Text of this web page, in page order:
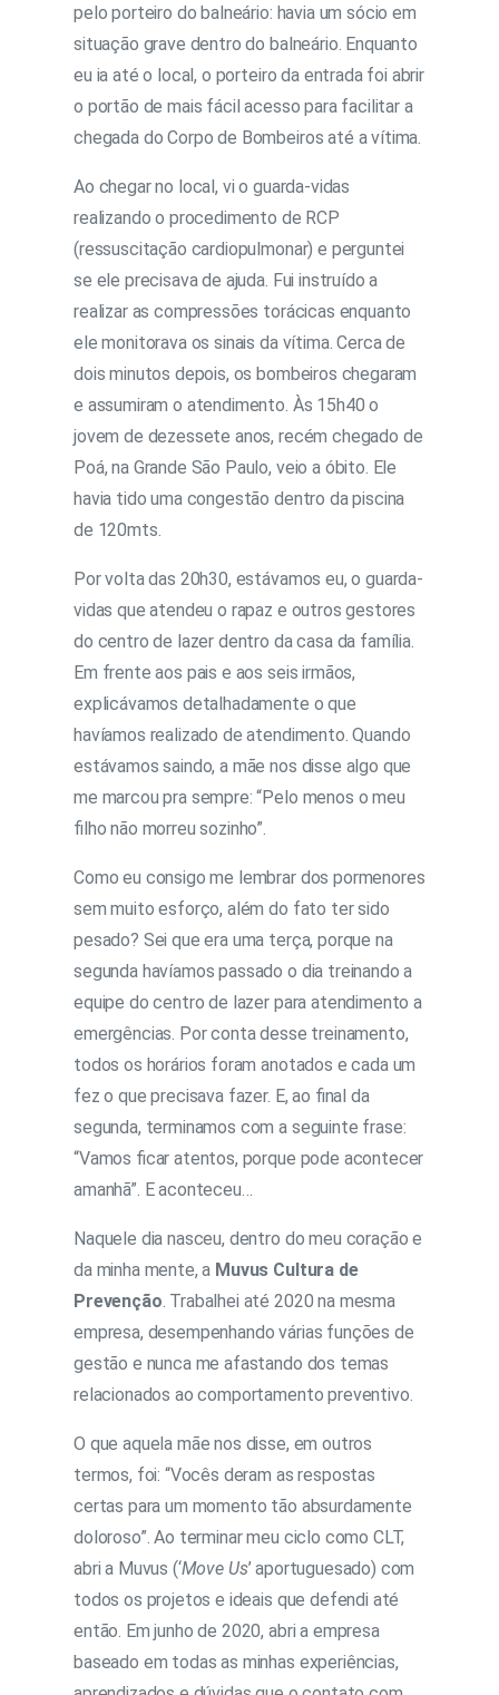
pelo porteiro do balneário: havia um sócio em
situação grave dentro do balneário. Enquanto
eu ia até o local, o porteiro da entrada foi abrir
o portão de mais fácil acesso para facilitar a
chegada do Corpo de Bombeiros até a vítima.
Ao chegar no local, vi o guarda-vidas
realizando o procedimento de RCP
(ressuscitação cardiopulmonar) e perguntei
se ele precisava de ajuda. Fui instruído a
realizar as compressões torácicas enquanto
ele monitorava os sinais da vítima. Cerca de
dois minutos depois, os bombeiros chegaram
e assumiram o atendimento. Às 15h40 o
jovem de dezessete anos, recém chegado de
Poá, na Grande São Paulo, veio a óbito. Ele
havia tido uma congestão dentro da piscina
de 120mts.
Por volta das 20h30, estávamos eu, o guarda-
vidas que atendeu o rapaz e outros gestores
do centro de lazer dentro da casa da família.
Em frente aos pais e aos seis irmãos,
explicávamos detalhadamente o que
havíamos realizado de atendimento. Quando
estávamos saindo, a mãe nos disse algo que
me marcou pra sempre: “Pelo menos o meu
filho não morreu sozinho”.
Como eu consigo me lembrar dos pormenores
sem muito esforço, além do fato ter sido
pesado? Sei que era uma terça, porque na
segunda havíamos passado o dia treinando a
equipe do centro de lazer para atendimento a
emergências. Por conta desse treinamento,
todos os horários foram anotados e cada um
fez o que precisava fazer. E, ao final da
segunda, terminamos com a seguinte frase:
“Vamos ficar atentos, porque pode acontecer
amanhã”. E aconteceu…
Naquele dia nasceu, dentro do meu coração e
da minha mente, a Muvus Cultura de
Prevenção . Trabalhei até 2020 na mesma
empresa, desempenhando várias funções de
gestão e nunca me afastando dos temas
relacionados ao comportamento preventivo.
O que aquela mãe nos disse, em outros
termos, foi: “Vocês deram as respostas
certas para um momento tão absurdamente
doloroso”. Ao terminar meu ciclo como CLT,
abri a Muvus (‘Move Us’ aportuguesado) com
todos os projetos e ideais que defendi até
então. Em junho de 2020, abri a empresa
baseado em todas as minhas experiências,